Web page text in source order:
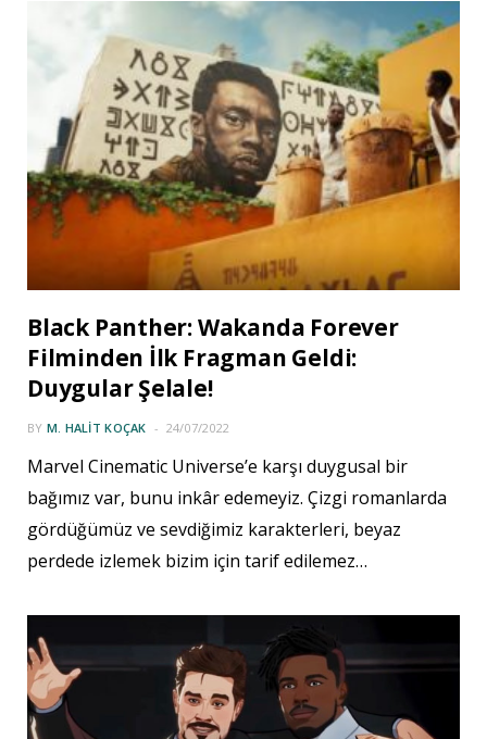
Black Panther: Wakanda Forever
Filminden İlk Fragman Geldi:
Duygular Şelale!
BY M. HALIT KOÇAK 24/07/2022
Marvel Cinematic Universe’e karşı duygusal bir
bağımız var, bunu inkâr edemeyiz. Çizgi romanlarda
gördüğümüz ve sevdiğimiz karakterleri, beyaz
perdede izlemek bizim için tarif edilemez…